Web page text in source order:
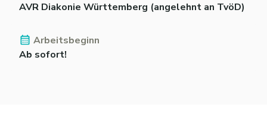
AVR Diakonie Württemberg (angelehnt an TvöD)
Arbeitsbeginn
Ab sofort!